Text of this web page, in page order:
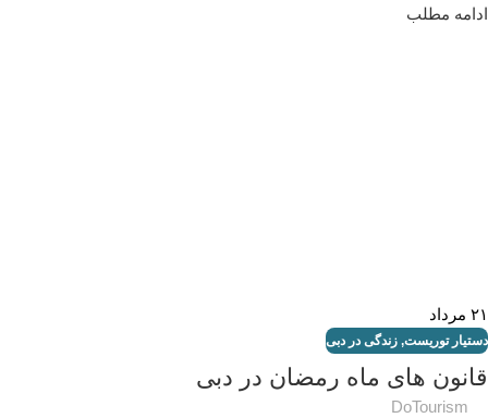
ادامه مطلب
۲۱ مرداد
دستیار توریست, زندگی در دبی
قانون های ماه رمضان در دبی
DoTourism